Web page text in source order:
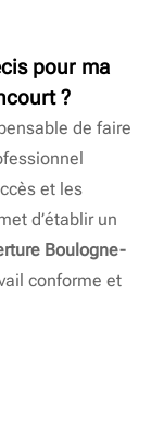
pour ma
?
de faire
et les
d’établir un
Boulogne-
conforme et